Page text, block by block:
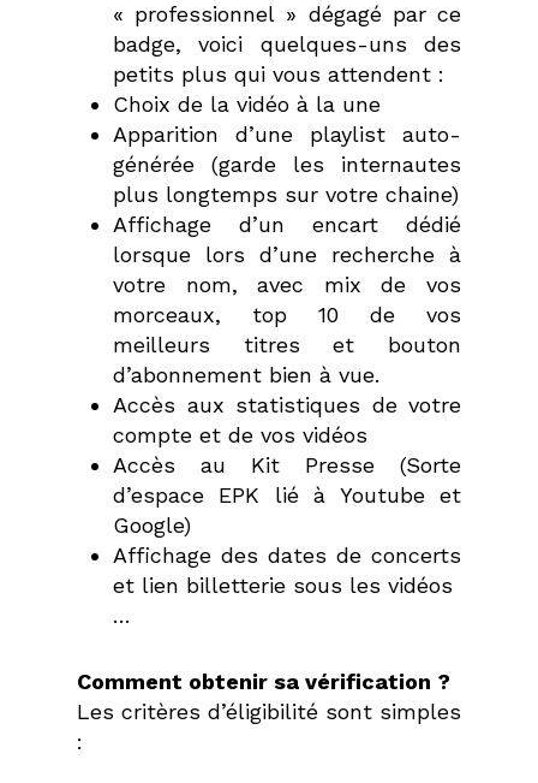
« professionnel » dégagé par ce
badge, voici quelques-uns des
petits plus qui vous attendent :
Choix de la vidéo à la une
Apparition d’une playlist auto-
générée (garde les internautes
plus longtemps sur votre chaine)
Affichage d’un encart dédié
lorsque lors d’une recherche à
votre nom, avec mix de vos
morceaux, top 10 de vos
meilleurs titres et bouton
d’abonnement bien à vue.
Accès aux statistiques de votre
compte et de vos vidéos
Accès au Kit Presse (Sorte
d’espace EPK lié à Youtube et
Google)
Affichage des dates de concerts
et lien billetterie sous les vidéos
…
Comment obtenir sa vérification ?
Les critères d’éligibilité sont simples
: